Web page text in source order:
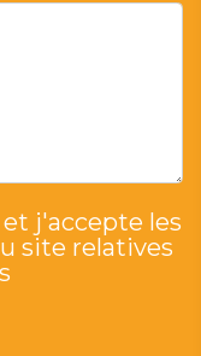
j'accepte les
site relatives